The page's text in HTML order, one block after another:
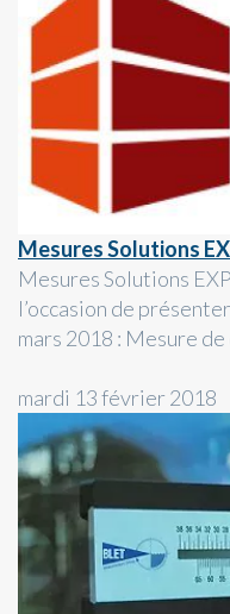
Mesures Solutions
Mesures Solutions
l’occasion de
mars 2018 : Mesure
mardi 13 février 2018